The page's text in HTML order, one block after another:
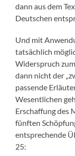
dann aus dem
Deutschen
Und mit
tatsächlich
Widerspruch
dann nicht der
passende
Wesentlichen
Erschaffung des
fünften
entsprechende
25: